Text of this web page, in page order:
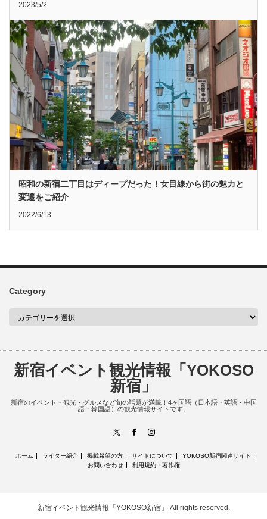
2023/5/2
昭和の新宿二丁目はディープだった！女目線から街の魅力と
変遷をご紹介
2022/6/13
Category
新宿イベント観光情報「YOKOSO
新宿」
新宿のイベント・観光・グルメなど旬の話題が満載！4ヶ国語（日本語・英語・中国
語・韓国語）の観光情報サイトです。
Facebook
ホーム ライター紹介 掲載希望の方 サイトについて
YOKOSO新宿関連サイト
お問い合わせ
利用規約・著作権
新宿イベント観光情報「YOKOSO新宿」 All rights reserved.